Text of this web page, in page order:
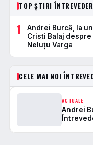
TOP ȘTIRI
1
Andrei Burcă, la
Cristi Balaj
Neluțu Varga
CELE MAI NOI
ACTUALE
Andrei